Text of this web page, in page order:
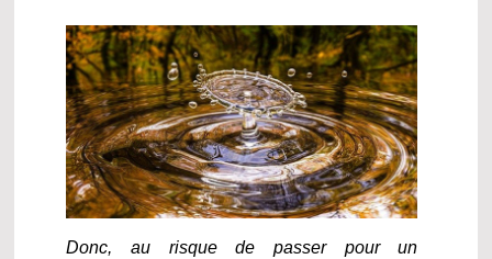
Donc, au risque de passer pour un